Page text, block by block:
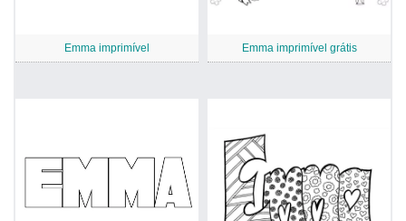
Emma imprimível Emma imprimível grátis